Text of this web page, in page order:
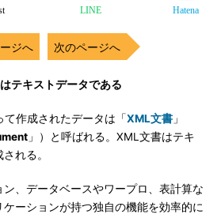
LINE Hatena
ジへ 次のページへ
テキストデータである
作成されたデータは「XML文書 」
」）と呼ばれる。XML文書はテキ
れる。
、データベースやワープロ、表計算な
ーションが持つ独自の機能を効率的に